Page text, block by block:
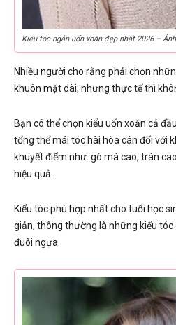
Kiểu tóc ngắn uốn xoăn đẹp nhất 2026 –
Nhiều người cho rằng phải chọn
khuôn mặt dài, nhưng thực tế thì
Bạn có thể chọn kiểu uốn xoăn cả
tổng thể mái tóc hài hòa cân đối với
khuyết điểm như: gò má cao, trán
hiệu quả.
Kiểu tóc phù hợp nhất cho tuổi học
giản, thông thường là những kiểu
đuôi ngựa.